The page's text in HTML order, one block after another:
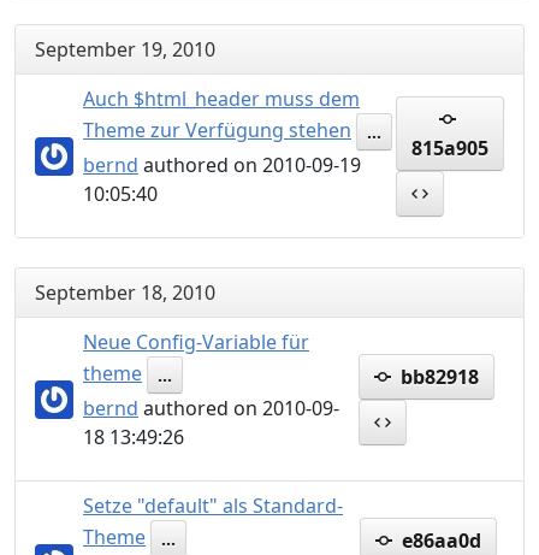
September 19, 2010
Auch $html_header muss dem
Theme zur Verfügung stehen
...
bernd authored on 2010-09-19
10:05:40
815a905
September 18, 2010
Neue Config-Variable für
theme
...
bernd authored on 2010-09-
18 13:49:26
bb82918
Setze "default" als Standard-
Theme
... e86aa0d